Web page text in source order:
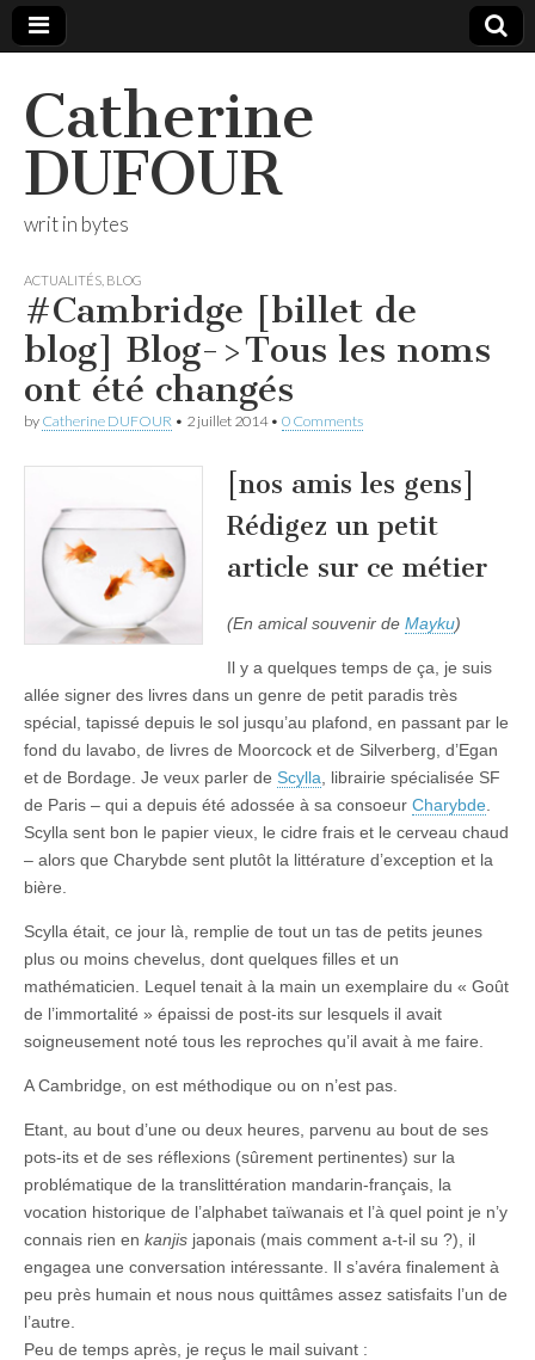
Catherine
DUFOUR
writ in bytes
ACTUALITÉS BLOG
#Cambridge [billet de
blog] Blog->Tous les noms
ont été changés
by Catherine DUFOUR • 2 juillet 2014• 0 Comments
[nos amis les gens]
Rédigez un petit
article sur ce métier
(En amical souvenir de Mayku)
Il y a quelques temps de ça, je suis
allée signer des livres dans un genre de petit paradis très
spécial, tapissé depuis le sol jusqu’au plafond, en passant par le
fond du lavabo, de livres de Moorcock et de Silverberg, d’Egan
et de Bordage. Je veux parler de Scylla , librairie spécialisée SF
de Paris – qui a depuis été adossée à sa consoeur Charybde
Scylla sent bon le papier vieux, le cidre frais et le cerveau chaud
– alors que Charybde sent plutôt la littérature d’exception et la
bière.
Scylla était, ce jour là, remplie de tout un tas de petits jeunes
plus ou moins chevelus, dont quelques filles et un
mathématicien. Lequel tenait à la main un exemplaire du « Goût
de l’immortalité » épaissi de post-its sur lesquels il avait
soigneusement noté tous les reproches qu’il avait à me faire.
A Cambridge, on est méthodique ou on n’est pas.
Etant, au bout d’une ou deux heures, parvenu au bout de ses
pots-its et de ses réflexions (sûrement pertinentes) sur la
problématique de la translittération mandarin-français, la
vocation historique de l’alphabet taïwanais et l’à quel point je n’y
connais rien en kanjis japonais (mais comment a-t-il su ?), il
engagea une conversation intéressante. Il s’avéra finalement à
peu près humain et nous nous quittâmes assez satisfaits l’un de
l’autre.
Peu de temps après, je reçus le mail suivant :